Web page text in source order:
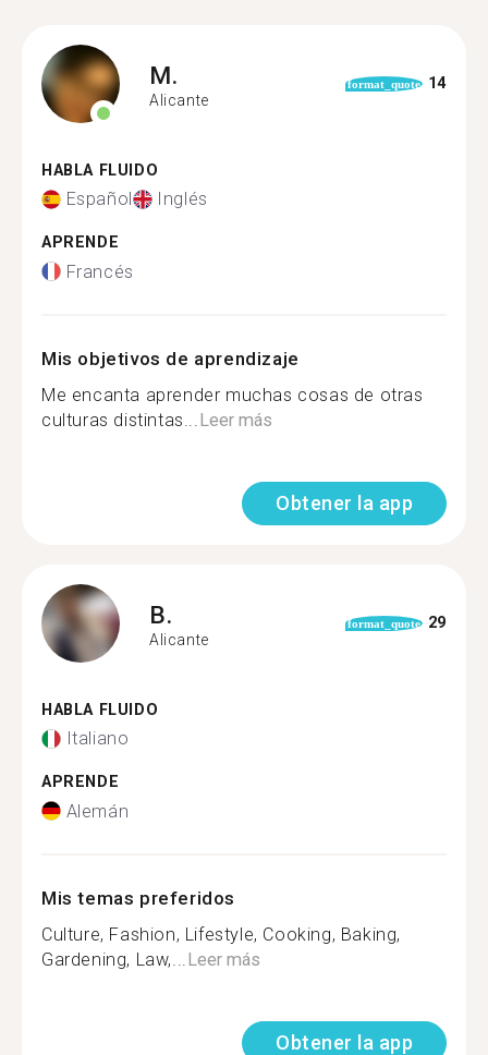
M.
Alicante
format_quote 14
HABLA FLUIDO
Español Inglés
APRENDE
Francés
Mis objetivos de aprendizaje
Me encanta aprender muchas cosas de otras
culturas distintas... Leer más
Obtener la app
B.
Alicante
format_quote 29
HABLA FLUIDO
Italiano
APRENDE
Alemán
Mis temas preferidos
Culture, Fashion, Lifestyle, Cooking, Baking,
Gardening, Law,... Leer más
Obtener la app